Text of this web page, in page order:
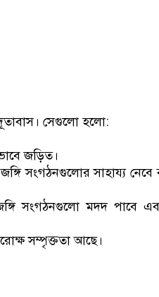
সেগুলো হলো:
জড়িত।
সংগঠনগুলোর সাহায্য
সংগঠনগুলো মদদ পাবে এবং
সম্পৃক্ততা আছে।